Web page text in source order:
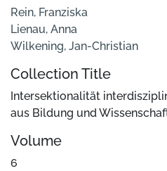
Rein, Franziska
Lienau, Anna
Wilkening, Jan-Christian
Collection Title
Intersektionalität
aus Bildung und
Volume
6